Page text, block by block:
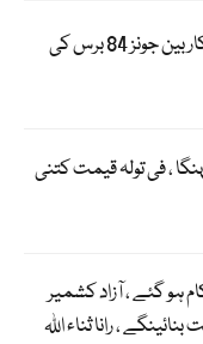
ڈیوکس آف ہیزرڈ کے معروف اداکار بین جونز 84 برس کی
، فی تولہ قیمت کتنی
ہو گئے ، آزاد کشمیر
، رانا ثناء اللہ